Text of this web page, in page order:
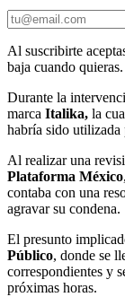
Al suscribirte
baja cuando quieras.
Durante la
marca Italika, la
habría sido utilizada
Al realizar una
Plataforma México
contaba con una
agravar su condena.
El presunto
Público, donde se
correspondientes y
próximas horas.